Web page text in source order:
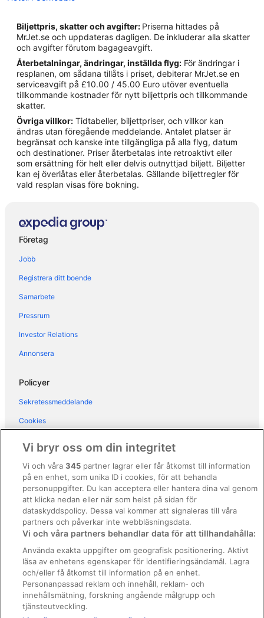
Hotell i Como
Hotell i Griante
Hotell i Laglio
Hotell i Lavena Ponte Tresa
Hotell i Lezzeno
Hotell i Luino
Hotell i Maccagno
Hotell i Malnate
Hotell i Menaggio
Hotell i Moltrasio
Hotell i Nesso
Hotell i Olgiate Comasco
Hotell i Poppino
Hotell i Sala Comacina
Hotell i San Pietro Sovera
Hotell i Santa Maria del Monte
Hotell i Torno
Hotell i Tremezzina
Hotell i Villa Guardia
Hotell i Varese Centro
Vandrarhem i Varese
Biljettpris, skatter och avgifter: Priserna hittades på
MrJet.se och uppdateras dagligen. De inkluderar alla skatter
och avgifter förutom bagageavgift.
Återbetalningar, ändringar, inställda flyg: För ändringar i
resplanen, om sådana tillåts i priset, debiterar MrJet.se en
serviceavgift på £10.00 / 45.00 Euro utöver eventuella
tillkommande kostnader för nytt biljettpris och tillkommande
skatter.
Övriga villkor: Tidtabeller, biljettpriser, och villkor kan
ändras utan föregående meddelande. Antalet platser är
begränsat och kanske inte tillgängliga på alla flyg, datum
och destinationer. Priser återbetalas inte retroaktivt eller
som ersättning för helt eller delvis outnyttjad biljett. Biljetter
kan ej överlåtas eller återbetalas. Gällande biljettregler för
vald resplan visas före bokning.
Företag
Jobb
Registrera ditt boende
Samarbete
Pressrum
Investor Relations
Annonsera
Policyer
Sekretessmeddelande
Cookies
Regler och villkor för Vrbo
Tillgänglighetsanpassning
Juridisk information/Kontakta oss
Riktlinjer för innehåll och anmäla innehåll
Hjälp
Kontakta oss
Avboka eller ändra din bokning
Vi bryr oss om din integritet
Vi och våra345 partner lagrar eller får åtkomst till information
på en enhet, som unika ID i cookies, för att behandla
personuppgifter. Du kan acceptera eller hantera dina val genom
att klicka nedan eller när som helst på sidan för
dataskyddspolicy. Dessa val kommer att signaleras till våra
partners och påverkar inte webbläsningsdata.
Vi och våra partners behandlar data för att tillhandahålla:
Använda exakta uppgifter om geografisk positionering. Aktivt
läsa av enhetens egenskaper för identifieringsändamål. Lagra
och/eller få åtkomst till information på en enhet.
Personanpassad reklam och innehåll, reklam- och
innehållsmätning, forskning angående målgrupp och
tjänsteutveckling.